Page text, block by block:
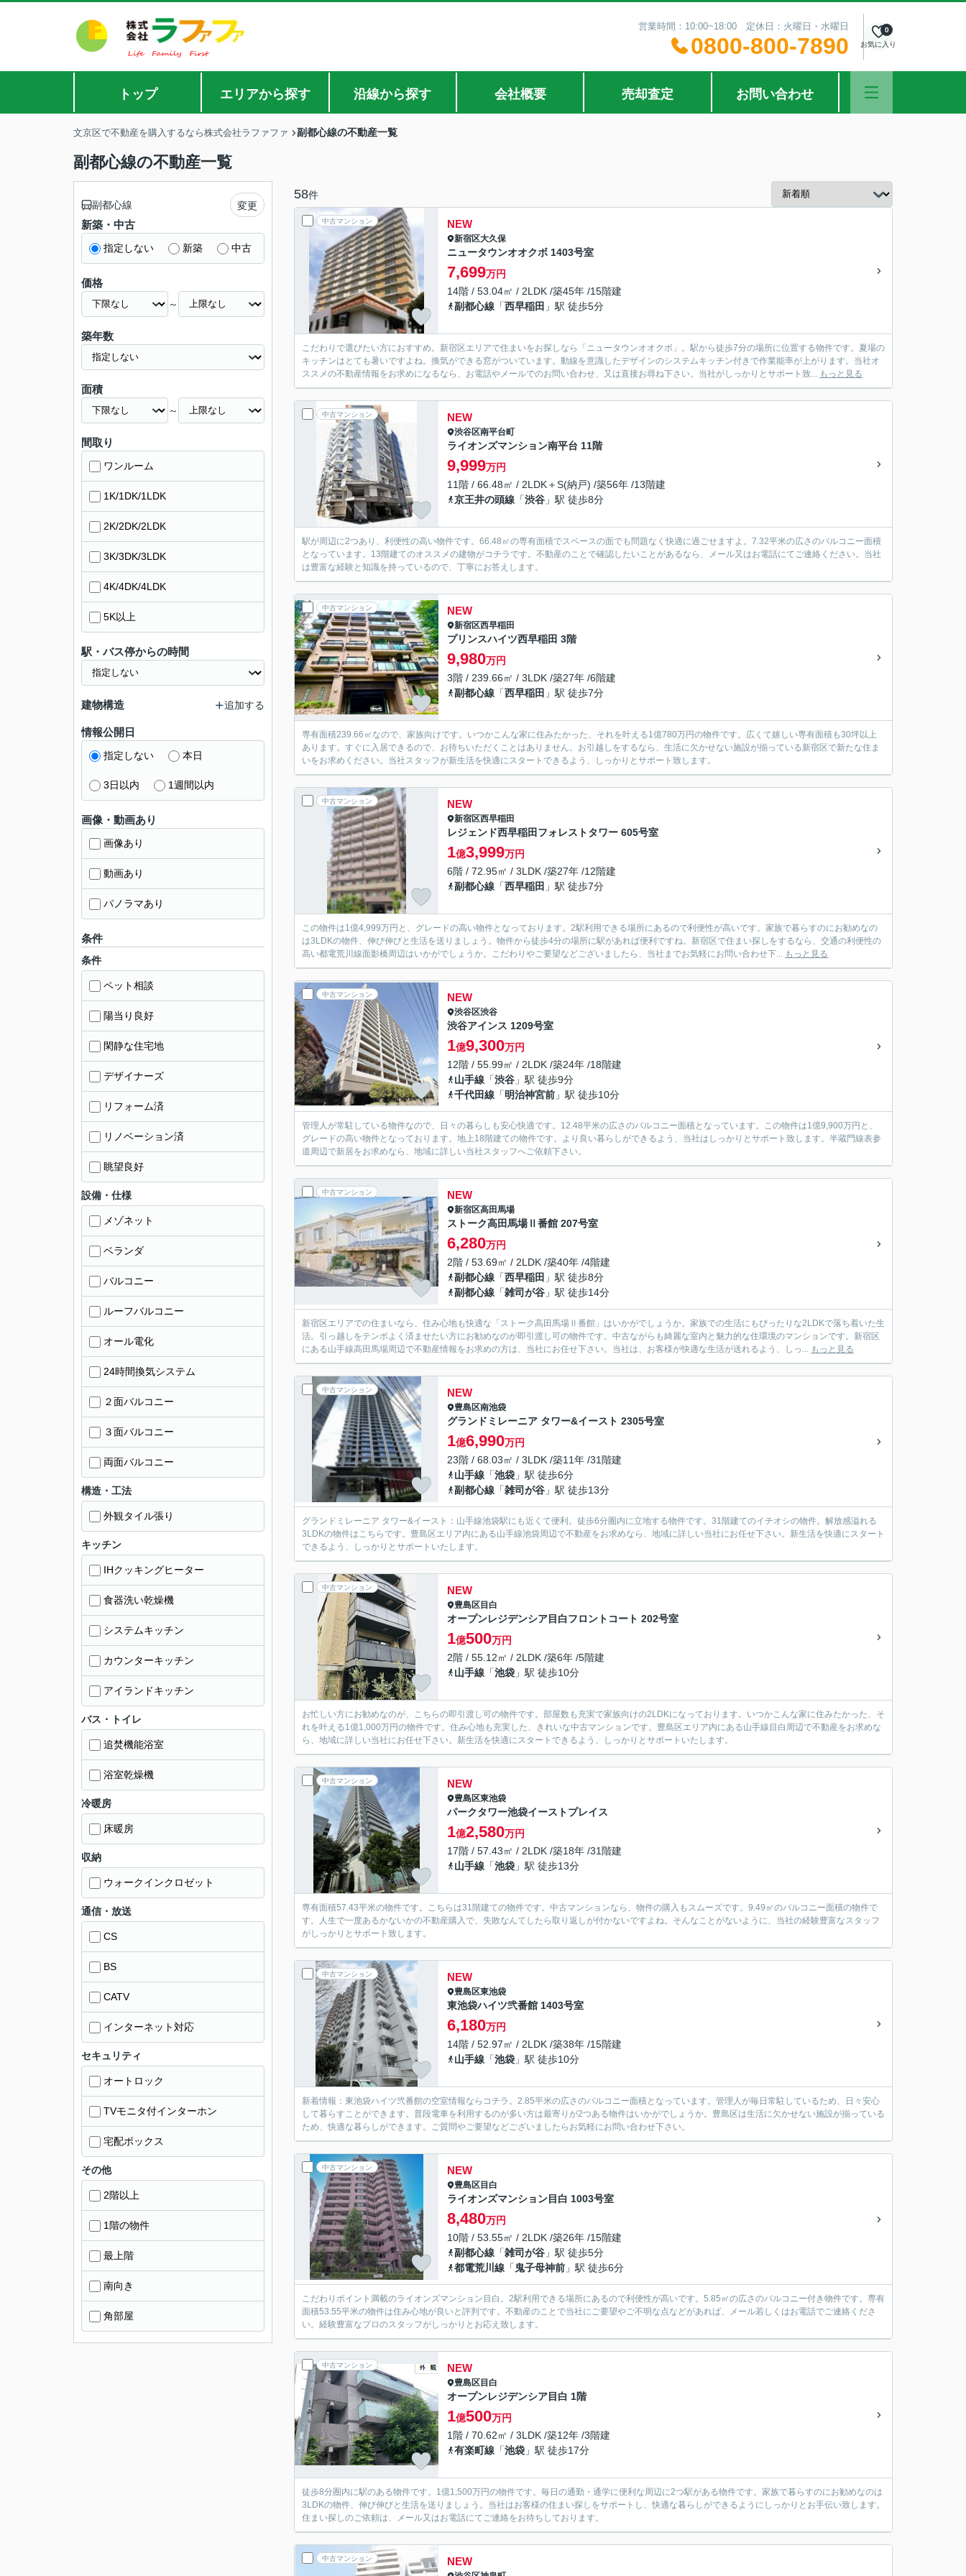
営業時間：10:00~18:00 定休日：火曜日・水曜日
0800-800-7890 お気に入り
0
トップ エリアから探す 沿線から探す 会社概要 売却査定 お問い合わせ
文京区で不動産を購入するなら株式会社ラファファ 副都心線の不動産一覧
副都心線の不動産一覧
58件
中古マンション NEW
新宿区大久保
ニュータウンオオクボ 1403号室
7,699万円
14階 / 53.04㎡ / 2LDK /築45年 /15階建
副都心線 「西早稲田 」駅 徒歩5分
こだわりで選びたい方におすすめ。新宿区エリアで住まいをお探しなら「ニュータウンオオクボ」。駅から徒歩7分の場所に位置する物件です。夏場の
キッチンはとても暑いですよね。換気ができる窓がついています。動線を意識したデザインのシステムキッチン付きで作業能率が上がります。当社オ
ススメの不動産情報をお求めになるなら、お電話やメールでのお問い合わせ、又は直接お尋ね下さい。当社がしっかりとサポート致... もっと見る
中古マンション NEW
渋谷区南平台町
ライオンズマンション南平台 11階
9,999万円
11階 / 66.48㎡ / 2LDK＋S(納戸) /築56年 /13階建
京王井の頭線 「渋谷 」駅 徒歩8分
駅が周辺に2つあり、利便性の高い物件です。66.48㎡の専有面積でスペースの面でも問題なく快適に過ごせますよ。7.32平米の広さのバルコニー面積
となっています。13階建てのオススメの建物がコチラです。不動産のことで確認したいことがあるなら、メール又はお電話にてご連絡ください。当社
は豊富な経験と知識を持っているので、丁寧にお答えします。
中古マンション NEW
新宿区西早稲田
プリンスハイツ西早稲田 3階
9,980万円
3階 / 239.66㎡ / 3LDK /築27年 /6階建
副都心線 「西早稲田 」駅 徒歩7分
専有面積239.66㎡なので、家族向けです。いつかこんな家に住みたかった、それを叶える1億780万円の物件です。広くて嬉しい専有面積も30坪以上
あります。すぐに入居できるので、お待ちいただくことはありません。お引越しをするなら、生活に欠かせない施設が揃っている新宿区で新たな住ま
いをお求めください。当社スタッフが新生活を快適にスタートできるよう、しっかりとサポート致します。
中古マンション NEW
新宿区西早稲田
レジェンド西早稲田フォレストタワー 605号室
1億3,999万円
6階 / 72.95㎡ / 3LDK /築27年 /12階建
副都心線 「西早稲田 」駅 徒歩7分
この物件は1億4,999万円と、グレードの高い物件となっております。2駅利用できる場所にあるので利便性が高いです。家族で暮らすのにお勧めなの
は3LDKの物件、伸び伸びと生活を送りましょう。物件から徒歩4分の場所に駅があれば便利ですね。新宿区で住まい探しをするなら、交通の利便性の
高い都電荒川線面影橋周辺はいかがでしょうか。こだわりやご要望などございましたら、当社までお気軽にお問い合わせ下... もっと見る
中古マンション NEW
渋谷区渋谷
渋谷アインス 1209号室
1億9,300万円
12階 / 55.99㎡ / 2LDK /築24年 /18階建
山手線 「渋谷 」駅 徒歩9分
千代田線 「明治神宮前 」駅 徒歩10分
管理人が常駐している物件なので、日々の暮らしも安心快適です。12.48平米の広さのバルコニー面積となっています。この物件は1億9,900万円と、
グレードの高い物件となっております。地上18階建ての物件です。より良い暮らしができるよう、当社はしっかりとサポート致します。半蔵門線表参
道周辺で新居をお求めなら、地域に詳しい当社スタッフへご依頼下さい。
中古マンション NEW
新宿区高田馬場
ストーク高田馬場Ⅱ番館 207号室
6,280万円
2階 / 53.69㎡ / 2LDK /築40年 /4階建
副都心線 「西早稲田 」駅 徒歩8分
副都心線 「雑司が谷 」駅 徒歩14分
新宿区エリアでの住まいなら、住み心地も快適な「ストーク高田馬場Ⅱ番館」はいかがでしょうか。家族での生活にもぴったりな2LDKで落ち着いた生
活。引っ越しをテンポよく済ませたい方にお勧めなのが即引渡し可の物件です。中古ながらも綺麗な室内と魅力的な住環境のマンションです。新宿区
にある山手線高田馬場周辺で不動産情報をお求めの方は、当社にお任せ下さい。当社は、お客様が快適な生活が送れるよう、しっ... もっと見る
中古マンション NEW
豊島区南池袋
グランドミレーニア タワー&イースト 2305号室
1億6,990万円
23階 / 68.03㎡ / 3LDK /築11年 /31階建
山手線 「池袋 」駅 徒歩6分
副都心線 「雑司が谷 」駅 徒歩13分
グランドミレーニア タワー&イースト：山手線池袋駅にも近くて便利。徒歩6分圏内に立地する物件です。31階建てのイチオシの物件。解放感溢れる
3LDKの物件はこちらです。豊島区エリア内にある山手線池袋周辺で不動産をお求めなら、地域に詳しい当社にお任せ下さい。新生活を快適にスタート
できるよう、しっかりとサポートいたします。
中古マンション NEW
豊島区 目白
オープンレジデンシア目白フロントコート 202号室
1億500万円
2階 / 55.12㎡ / 2LDK /築6年 /5階建
山手線 「池袋 」駅 徒歩10分
お忙しい方にお勧めなのが、こちらの即引渡し可の物件です。部屋数も充実で家族向けの2LDKになっております。いつかこんな家に住みたかった、そ
れを叶える1億1,000万円の物件です。住み心地も充実した、きれいな中古マンションです。豊島区エリア内にある山手線目白周辺で不動産をお求めな
ら、地域に詳しい当社にお任せ下さい。新生活を快適にスタートできるよう、しっかりとサポートいたします。
中古マンション NEW
豊島区東池袋
パークタワー池袋イーストプレイス
1億2,580万円
17階 / 57.43㎡ / 2LDK /築18年 /31階建
山手線 「池袋 」駅 徒歩13分
専有面積57.43平米の物件です。こちらは31階建ての物件です。中古マンションなら、物件の購入もスムーズです。9.49㎡のバルコニー面積の物件で
す。人生で一度あるかないかの不動産購入で、失敗なんてしたら取り返しが付かないですよね。そんなことがないように、当社の経験豊富なスタッフ
がしっかりとサポート致します。
中古マンション NEW
豊島区東池袋
東池袋ハイツ弐番館 1403号室
6,180万円
14階 / 52.97㎡ / 2LDK /築38年 /15階建
山手線 「池袋 」駅 徒歩10分
新着情報：東池袋ハイツ弐番館の空室情報ならコチラ。2.85平米の広さのバルコニー面積となっています。管理人が毎日常駐しているため、日々安心
して暮らすことができます。普段電車を利用するのが多い方は最寄りが2つある物件はいかがでしょうか。豊島区は生活に欠かせない施設が揃っている
ため、快適な暮らしができます。ご質問やご要望などございましたらお気軽にお問い合わせ下さい。
中古マンション NEW
豊島区 目白
ライオンズマンション目白 1003号室
8,480万円
10階 / 53.55㎡ / 2LDK /築26年 /15階建
副都心線 「雑司が谷 」駅 徒歩5分
都電荒川線 「 鬼子母神前 」駅 徒歩6分
こだわりポイント満載のライオンズマンション目白。2駅利用できる場所にあるので利便性が高いです。5.85㎡の広さのバルコニー付き物件です。専有
面積53.55平米の物件は住み心地が良いと評判です。不動産のことで当社にご要望やご不明な点などがあれば、メール若しくはお電話でご連絡くださ
い。経験豊富なプロのスタッフがしっかりとお応え致します。
中古マンション NEW
豊島区 目白
オープンレジデンシア目白 1階
1億500万円
1階 / 70.62㎡ / 3LDK /築12年 /3階建
有楽町線 「池袋 」駅 徒歩17分
徒歩8分圏内に駅のある物件です。1億1,500万円の物件です。毎日の通勤・通学に便利な周辺に2つ駅がある物件です。家族で暮らすのにお勧めなのは
3LDKの物件、伸び伸びと生活を送りましょう。当社はお客様の住まい探しをサポートし、快適な暮らしができるようにしっかりとお手伝い致します。
住まい探しのご依頼は、メール又はお電話にてご連絡をお待ちしております。
中古マンション NEW
副都心線 変更
新築・中古
指定しない 新築 中古
価格
～
築年数
面積
～
間取り
ワンルーム
1K/1DK/1LDK
2K/2DK/2LDK
3K/3DK/3LDK
4K/4DK/4LDK
5K以上
駅・バス停からの時間
建物構造 追加する
情報公開日
指定しない 本日
3日以内 1週間以内
画像・動画あり
画像あり
動画あり
パノラマあり
条件
条件
ペット相談
陽当り良好
閑静な住宅地
デザイナーズ
リフォーム済
リノベーション済
眺望良好
設備・仕様
メゾネット
ベランダ
バルコニー
ルーフバルコニー
オール電化
24時間換気システム
２面バルコニー
３面バルコニー
両面バルコニー
構造・工法
外観タイル張り
キッチン
IHクッキングヒーター
食器洗い乾燥機
システムキッチン
カウンターキッチン
アイランドキッチン
バス・トイレ
追焚機能浴室
浴室乾燥機
冷暖房
床暖房
収納
ウォークインクロゼット
通信・放送
CS
BS
CATV
インターネット対応
セキュリティ
オートロック
TVモニタ付インターホン
宅配ボックス
その他
2階以上
1階の物件
最上階
南向き
角部屋